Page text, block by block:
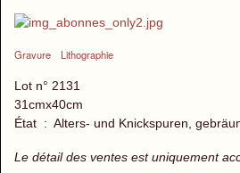
Gravure Lithographie
Lot n° 2131
31cmx40cm
État : Alters- und Knickspuren,
Le détail des ventes est uniquement